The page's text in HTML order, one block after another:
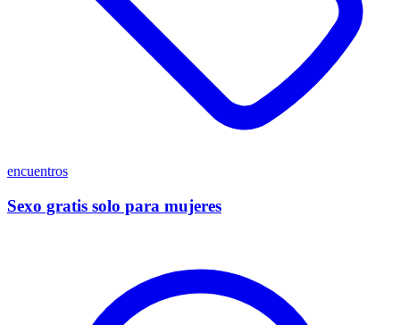
encuentros
Sexo gratis solo para mujeres